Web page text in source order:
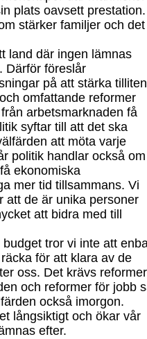
plats oavsett prestation.
stärker familjer och det
land där ingen lämnas
Därför föreslår
på att stärka tilliten
omfattande reformer
arbetsmarknaden få
syftar till att det ska
att möta varje
politik handlar också om
ekonomiska
mer tid tillsammans. Vi
att de är unika personer
att bidra med till
tror vi inte att
för att klara av de
oss. Det krävs reformer
och reformer för jobb
också imorgon.
långsiktigt och ökar vår
efter.